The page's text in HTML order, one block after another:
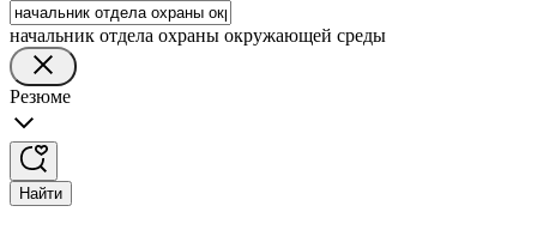
начальник отдела охраны окружающей среды
Резюме
Найти